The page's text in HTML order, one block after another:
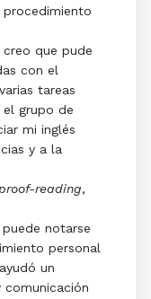
creo que pude
con el
tareas
grupo de
mi inglés
y a la
reading,
notarse
personal
un